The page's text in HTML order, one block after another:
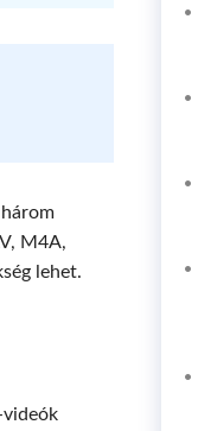
M4A,
lehet.
videók